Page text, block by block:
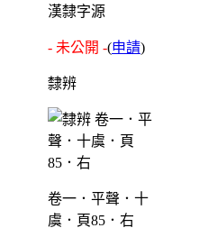
漢隸字源
- 未公開 -(申請)
隸辨
卷一．平聲．十
虞．頁85．右